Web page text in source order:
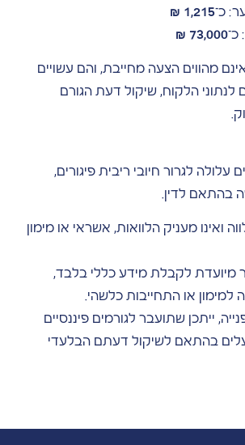
כ־1,215 ₪
כ־73,000 ₪
מהווים הצעה מחייבת, והם עשויים
הלקוח, שיקול דעת הגורם
עלולה לגרור חיובי ריבית פיגורים,
בהתאם לדין.
ואינו מעניק הלוואות, אשראי או מימון
מיועדת לקבלת מידע כללי בלבד,
למימון או התחייבות כלשהי.
ייתכן שתועבר לגורמים פיננסיים
בהתאם לשיקול דעתם הבלעדי